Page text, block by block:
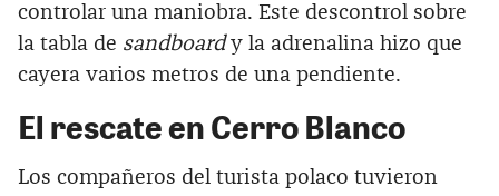
controlar una maniobra. Este descontrol sobre
la tabla de sandboardy la adrenalina hizo que
cayera varios metros de una pendiente.
El rescate en Cerro Blanco
Los compañeros del turista polaco tuvieron